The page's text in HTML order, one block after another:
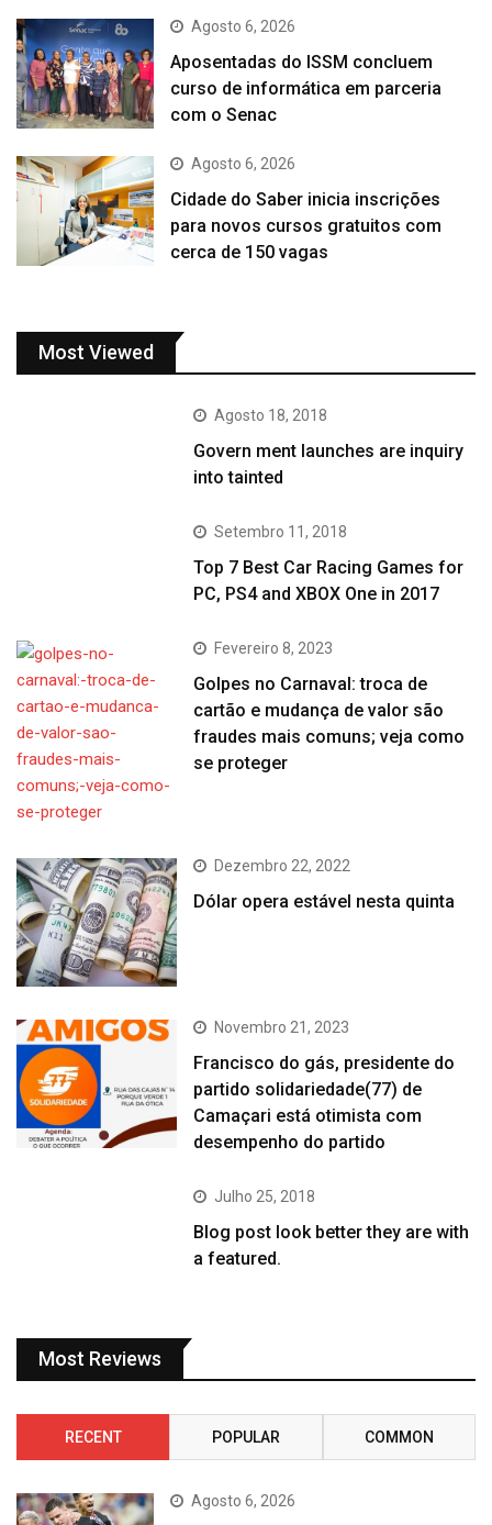
Agosto 6, 2026
Aposentadas do ISSM concluem
curso de informática em parceria
com o Senac
Agosto 6, 2026
Cidade do Saber inicia inscrições
para novos cursos gratuitos com
cerca de 150 vagas
Most Viewed
Agosto 18, 2018
Govern ment launches are inquiry
into tainted
Setembro 11, 2018
Top 7 Best Car Racing Games for
PC, PS4 and XBOX One in 2017
Fevereiro 8, 2023
Golpes no Carnaval: troca de
cartão e mudança de valor são
fraudes mais comuns; veja como
se proteger
Dezembro 22, 2022
Dólar opera estável nesta quinta
Novembro 21, 2023
Francisco do gás, presidente do
partido solidariedade(77) de
Camaçari está otimista com
desempenho do partido
Julho 25, 2018
Blog post look better they are with
a featured.
Most Reviews
RECENT POPULAR COMMON
Agosto 6, 2026